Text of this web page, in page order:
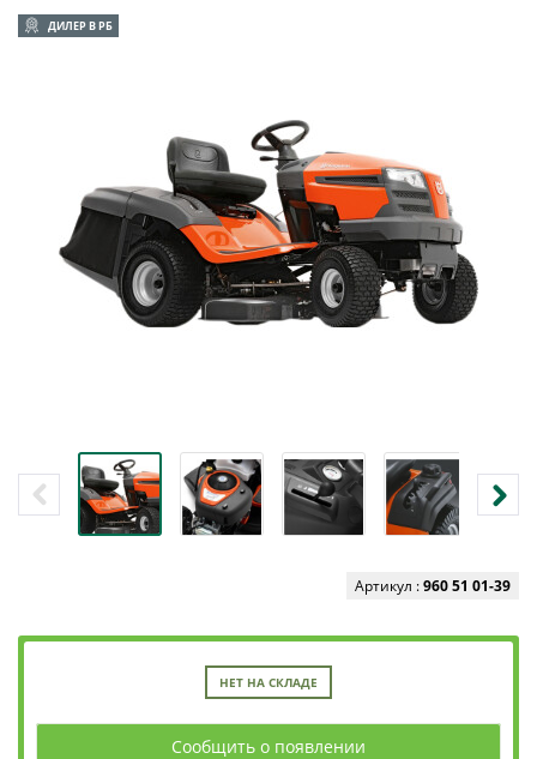
ДИЛЕР В РБ
Артикул :960 51 01-39
НЕТ НА СКЛАДЕ
Сообщить о появлении